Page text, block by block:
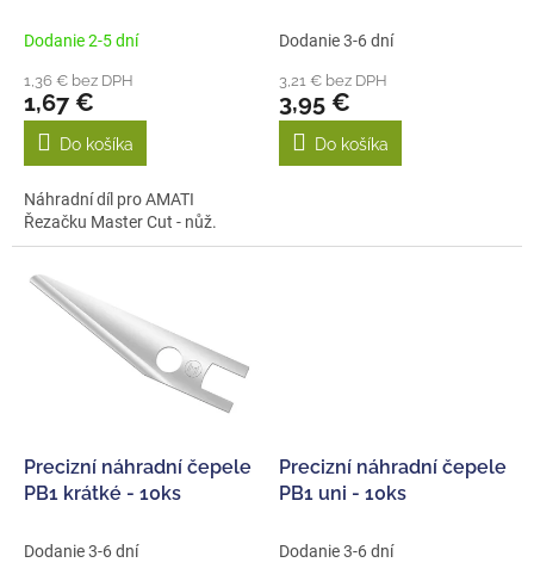
Dodanie 2-5 dní
1,36 € bez DPH
1,67 €
Do košíka
Náhradní díl pro AMATI
Řezačku Master Cut - nůž.
Dodanie 3-6 dní
3,21 € bez DPH
3,95 €
Do košíka
Precizní náhradní čepele
PB1 krátké - 10ks
Dodanie 3-6 dní
Precizní náhradní čepele
PB1 uni - 10ks
Dodanie 3-6 dní